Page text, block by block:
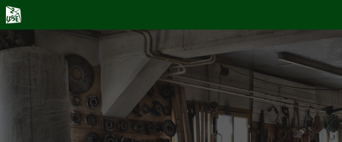
Zum
Inhalt
springen